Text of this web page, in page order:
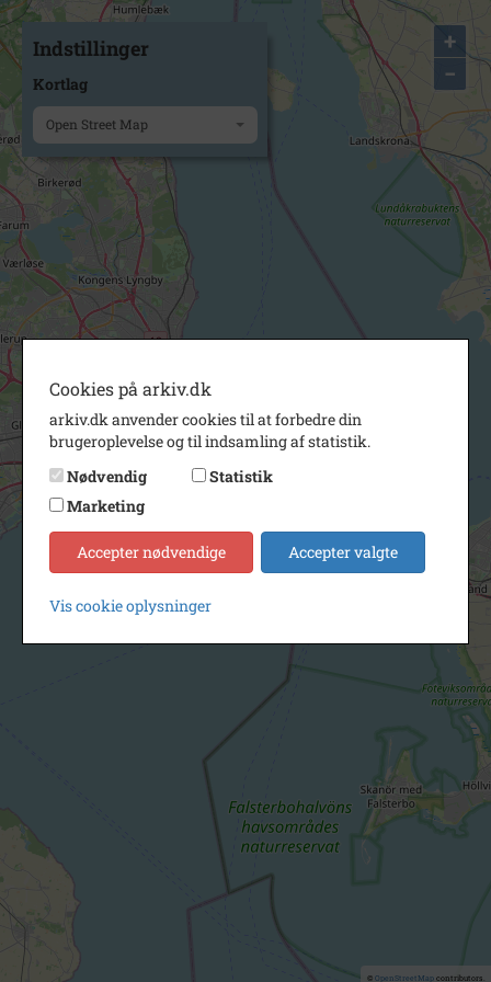
+
−
© OpenStreetMapcontributors.
Indstillinger
Kortlag
Open Street Map
Cookies på arkiv.dk
arkiv.dk anvender cookies til at forbedre din
brugeroplevelse og til indsamling af statistik.
Nødvendig
Statistik
Marketing
Accepter nødvendige Accepter valgte
Vis cookie oplysninger